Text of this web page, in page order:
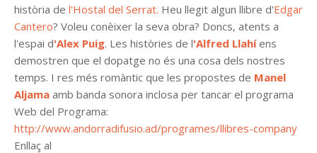
història de l'Hostal del Serrat. Heu llegit algun llibre d'Edgar
Cantero? Voleu conèixer la seva obra? Doncs, atents a
l'espai d'Alex Puig. Les històries de l'Alfred Llahíens
demostren que el dopatge no és una cosa dels nostres
temps. I res més romàntic que les propostes de Manel
Aljama amb banda sonora inclosa per tancar el programa
Web del Programa:
http://www.andorradifusio.ad/programes/llibres-company
Enllaç al